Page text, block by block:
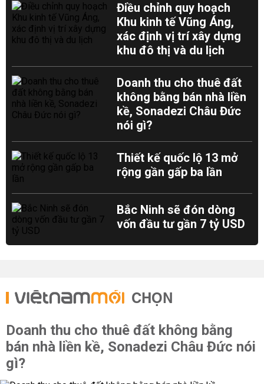
Điều chỉnh quy hoạch
Khu kinh tế Vũng Áng,
xác định vị trí xây dựng
khu đô thị và du lịch
Doanh thu cho thuê đất
không bằng bán nhà liền
kề, Sonadezi Châu Đức
nói gì?
Thiết kế quốc lộ 13 mở
rộng gần gấp ba lần
Bắc Ninh sẽ đón dòng
vốn đầu tư gần 7 tỷ USD
CHỌN
Doanh thu cho thuê đất không bằng
bán nhà liền kề, Sonadezi Châu Đức nói
gì?